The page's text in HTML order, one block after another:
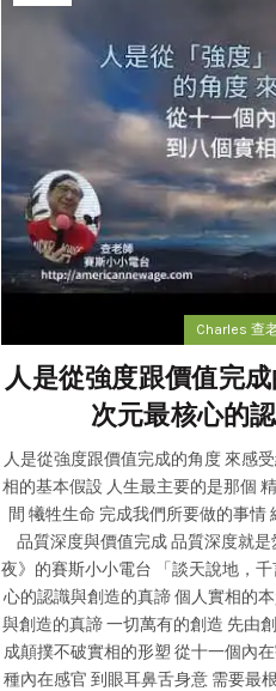
Charles 查
人是從強度跟價值完
次元最核心的
人是從強度跟價值完成的角度 來感
相的基本假設 人生最主要的是那個
間 犧牲生命 完成我們所要做的事
品質深度與價值完成 品質深度就
夜》的賽斯小小電台 「談天說地，
心的認識與創造的真諦 個人實相的
與創造的真諦 一切萬有的創造 先由
成顛撲不破實相的形塑 從十一個內
種內在感官 到眼耳鼻舌身意 需要最